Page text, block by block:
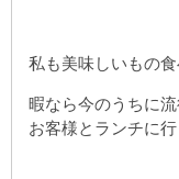
私も美味しいもの食
暇なら今のうちに
お客様とランチに